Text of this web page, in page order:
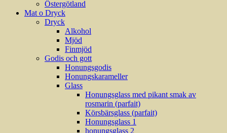
Östergötland
Mat o Dryck
Dryck
Alkohol
Mjöd
Finmjöd
Godis och gott
Honungsgodis
Honungskarameller
Glass
Honungsglass med pikant smak av
rosmarin (parfait)
Körsbärsglass (parfait)
Honungsglass 1
honungsglass 2